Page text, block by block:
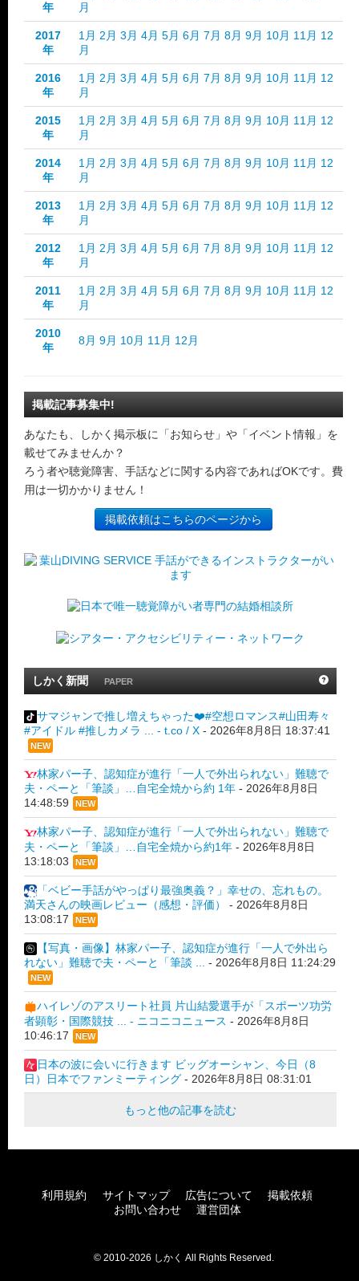
年
月
2017
年
1月 2月 3月 4月 5月 6月 7月 8月 9月 10月 11月 12
月
2016
年
1月 2月 3月 4月 5月 6月 7月 8月 9月 10月 11月 12
月
2015
年
1月 2月 3月 4月 5月 6月 7月 8月 9月 10月 11月 12
月
2014
年
1月 2月 3月 4月 5月 6月 7月 8月 9月 10月 11月 12
月
2013
年
1月 2月 3月 4月 5月 6月 7月 8月 9月 10月 11月 12
月
2012
年
1月 2月 3月 4月 5月 6月 7月 8月 9月 10月 11月 12
月
2011
年
1月 2月 3月 4月 5月 6月 7月 8月 9月 10月 11月 12
月
2010
年
8月 9月 10月 11月 12月
掲載記事募集中!
あなたも、しかく掲示板に「お知らせ」や「イベント情報」を
載せてみませんか？
ろう者や聴覚障害、手話などに関する内容であればOKです。費
用は一切かかりません！
掲載依頼はこちらのページから
しかく新聞 PAPER
サマジャンで推し増えちゃった❤️#空想ロマンス#山田寿々
#アイドル #推しカメラ ... - t.co / X - 2026年8月8日 18:37:41
NEW
林家パー子、認知症が進行「一人で外出られない」難聴で
夫・ペーと「筆談」…自宅全焼から約 1年 - 2026年8月8日
14:48:59
NEW
林家パー子、認知症が進行「一人で外出られない」難聴で
夫・ペーと「筆談」…自宅全焼から約1年 - 2026年8月8日
13:18:03
NEW
「ベビー手話がやっぱり最強奥義？」幸せの、忘れもの。
満天さんの映画レビュー（感想・評価）
- 2026年8月8日
13:08:17
NEW
【写真・画像】林家パー子、認知症が進行「一人で外出ら
れない」難聴で夫・ペーと「筆談 ... - 2026年8月8日 11:24:29
NEW
ハイレゾのアスリート社員 片山結愛選手が「スポーツ功労
者顕彰・国際競技 ... - ニコニコニュース - 2026年8月8日
10:46:17
NEW
日本の波に会いに行きます ビッグオーシャン、今日（8
日）日本でファンミーティング - 2026年8月8日 08:31:01
もっと他の記事を読む
利用規約 サイトマップ 広告について
掲載依頼
お問い合わせ
運営団体
© 2010-2026 しかく All Rights Reserved.